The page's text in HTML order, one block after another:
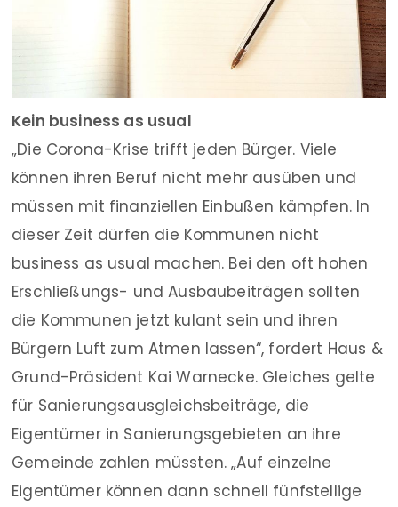
Kein business as usual
„Die Corona-Krise trifft jeden Bürger. Viele
können ihren Beruf nicht mehr ausüben und
müssen mit finanziellen Einbußen kämpfen. In
dieser Zeit dürfen die Kommunen nicht
business as usual machen. Bei den oft hohen
Erschließungs- und Ausbaubeiträgen sollten
die Kommunen jetzt kulant sein und ihren
Bürgern Luft zum Atmen lassen“, fordert Haus &
Grund-Präsident Kai Warnecke. Gleiches gelte
für Sanierungsausgleichsbeiträge, die
Eigentümer in Sanierungsgebieten an ihre
Gemeinde zahlen müssten. „Auf einzelne
Eigentümer können dann schnell fünfstellige